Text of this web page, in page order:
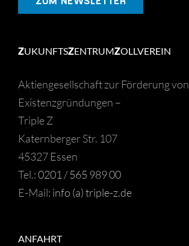
ZUKUNFTSZENTRUMZOLLVEREIN
Aktiengesellschaft zur Förderung von
Existenzgründungen –
Triple Z
Katernberger Str. 107
45327 Essen
Tel.:0201 / 565 989 00
E-Mail: info (a) triple-z.de
ANFAHRT